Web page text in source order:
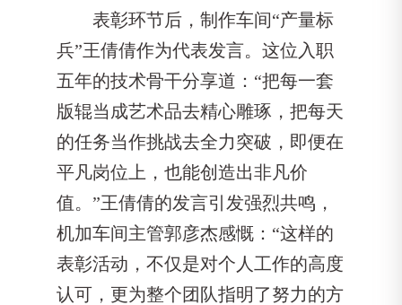
表彰环节后，制作车间“产量标
兵”王倩倩作为代表发言。这位入职
五年的技术骨干分享道：“把每一套
版辊当成艺术品去精心雕琢，把每天
的任务当作挑战去全力突破，即便在
平凡岗位上，也能创造出非凡价
值。”王倩倩的发言引发强烈共鸣，
机加车间主管郭彦杰感慨：“这样的
表彰活动，不仅是对个人工作的高度
认可，更为整个团队指明了努力的方